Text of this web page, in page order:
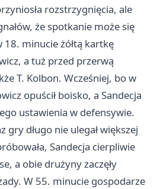
rozstrzygnięcia, ale
że spotkanie może się
18. minucie żółtą kartkę
a tuż przed przerwą
T. Kolbon. Wcześniej, bo w
opuścił boisko, a Sandecja
ustawienia w defensywie.
gry długo nie ulegał większej
Sandecja cierpliwie
a obie drużyny zaczęły
W 55. minucie gospodarze